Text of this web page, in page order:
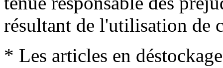
résultant de l'utilisation de
* Les articles en